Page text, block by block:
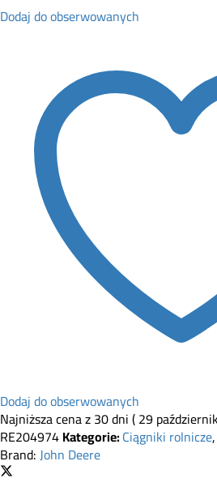
Dodaj do obserwowanych
Dodaj do obserwowanych
Najniższa cena z 30 dni (29
RE204974Kategorie:Ciągniki rolnicze,
Brand:John Deere